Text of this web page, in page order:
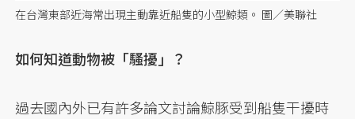
在台灣東部近海常出現主動靠近船隻的小型鯨類。 圖／美聯社
如何知道動物被「騷擾」？
過去國內外已有許多論文討論鯨豚受到船隻干擾時